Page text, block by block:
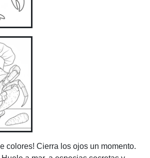
colores! Cierra los ojos un momento.